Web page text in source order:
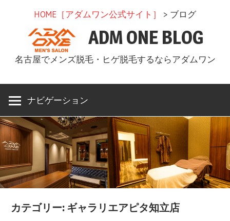
へ
ッ
プ
HOME［アダムワン公式サイト］ > ブログ
ADM ONE BLOG
名古屋でメンズ脱毛・ヒゲ脱毛するならアダムワン
ナビゲーション
カテゴリー: ギャラリエアピタ知立店